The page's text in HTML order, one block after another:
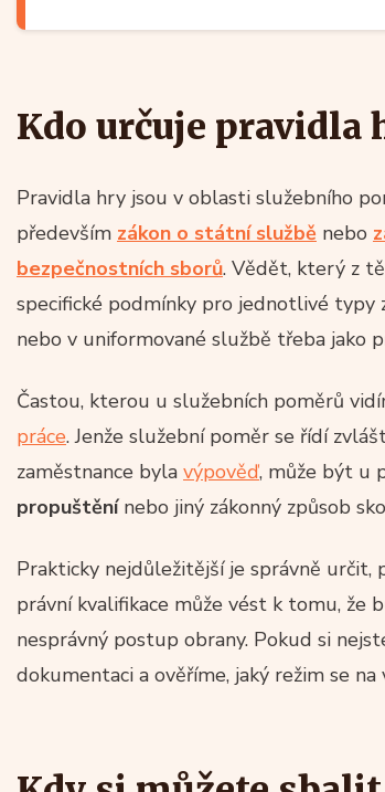
Kdo určuje pravidla
Pravidla hry jsou v oblasti služebního
především zákon o státní službě nebo
bezpečnostních sborů. Vědět, který z
specifické podmínky pro jednotlivé typy
nebo v uniformované službě třeba jako
Častou, kterou u služebních poměrů
práce. Jenže služební poměr se řídí
zaměstnance byla výpověď, může být u
propuštěnínebo jiný zákonný způsob
Prakticky nejdůležitější je správně určit,
právní kvalifikace může vést k tomu,
nesprávný postup obrany. Pokud si
dokumentaci a ověříme, jaký režim se na